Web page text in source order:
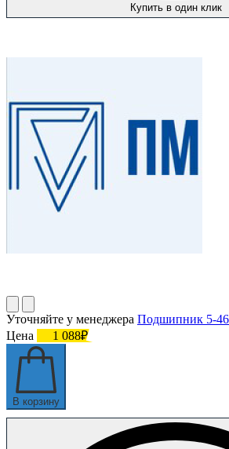
Купить в один клик
Уточняйте у менеджера Подшипник 5-
Цена
1 088₽
В корзину